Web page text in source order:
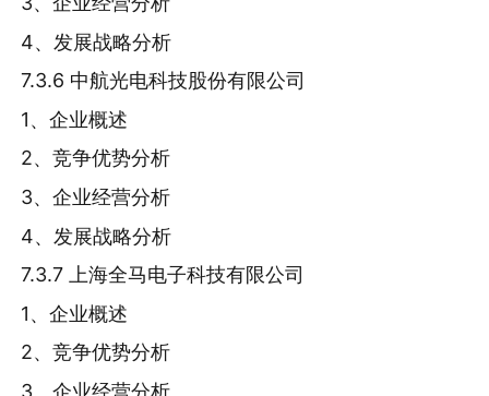
4、发展战略分析
7.3.6 中航光电科技股份有限公司
1、企业概述
2、竞争优势分析
3、企业经营分析
4、发展战略分析
7.3.7 上海全马电子科技有限公司
1、企业概述
2、竞争优势分析
3、企业经营分析